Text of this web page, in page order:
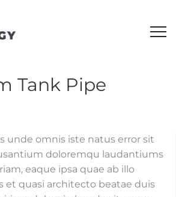
Tank Pipe
unde omnis iste natus error sit
doloremqu laudantiums
eaque ipsa quae ab illo
et quasi architecto beatae duis